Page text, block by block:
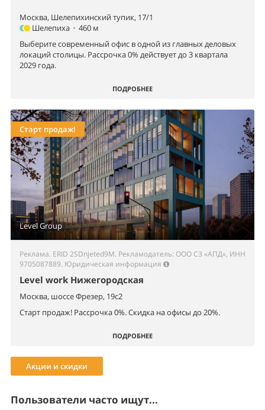
Москва, Шелепихинский тупик, 17/1
Шелепиха • 460 м
Выберите современный офис в одной из главных деловых
локаций столицы. Рассрочка 0% действует до 3 квартала
2029 года.
ПОДРОБНЕЕ
Level Group
Старт продаж!
Реклама. ERID 2SDnjeted9M. Рекламодатель: ООО СЗ «АПД», ИНН
9705087889. Юридическая информация
Level work Нижегородская
Москва, шоссе Фрезер, 19с2
Старт продаж! Рассрочка 0%. Скидка на офисы до 20%.
ПОДРОБНЕЕ
Акции и скидки
Пользователи часто ищут...